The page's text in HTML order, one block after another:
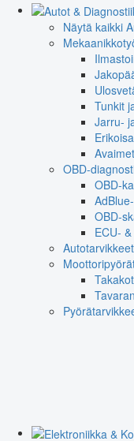
Näytä kaikki
Tunkit
Jarru-
OBD-
OBD-
OBD-
ECU-
Autotarvikkeet